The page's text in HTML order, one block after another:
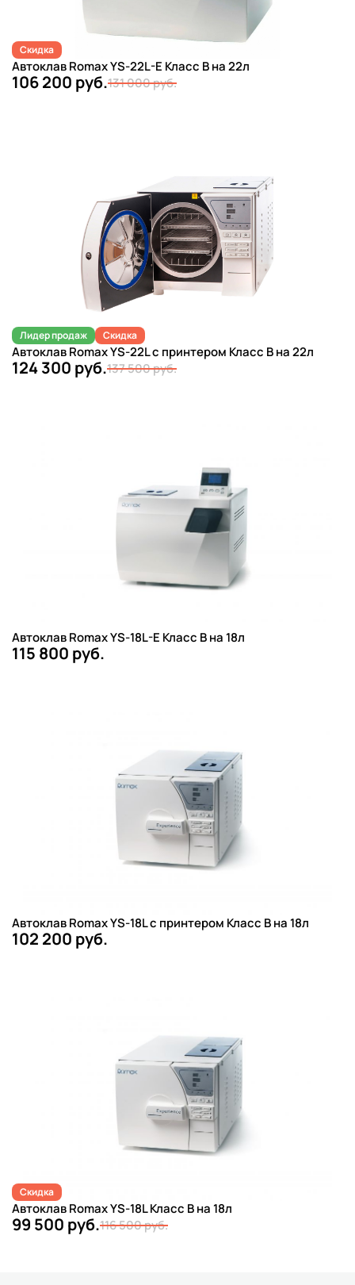
Скидка
Автоклав Romax YS-22L-E Класс B на 22л
106 200 руб.131 000 руб.
Лидер продаж Скидка
Автоклав Romax YS-22L с принтером Класс B на 22л
124 300 руб.137 500 руб.
Автоклав Romax YS-18L-E Класс B на 18л
115 800 руб.
Автоклав Romax YS-18L с принтером Класс B на 18л
102 200 руб.
Скидка
Автоклав Romax YS-18L Класс B на 18л
99 500 руб.116 500 руб.